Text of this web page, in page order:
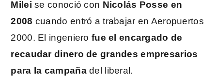
Mileise conoció con Nicolás Posse en
2008 cuando entró a trabajar en Aeropuertos
2000. El ingeniero fue el encargado de
recaudar dinero de grandes empresarios
para la campañadel liberal.